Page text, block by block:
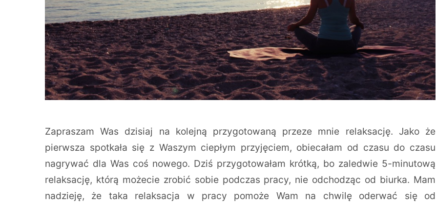
Zapraszam Was dzisiaj na kolejną przygotowaną przeze mnie relaksację. Jako że
pierwsza spotkała się z Waszym ciepłym przyjęciem, obiecałam od czasu do czasu
nagrywać dla Was coś nowego. Dziś przygotowałam krótką, bo zaledwie 5-minutową
relaksację, którą możecie zrobić sobie podczas pracy, nie odchodząc od biurka. Mam
nadzieję, że taka relaksacja w pracy pomoże Wam na chwilę oderwać się od